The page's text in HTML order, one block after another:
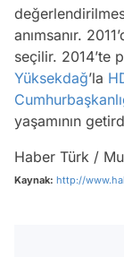
anımsanır.
seçilir. 2014’te
Yüksekdağ’la
yaşamının
Haber Türk /
Kaynak: http://